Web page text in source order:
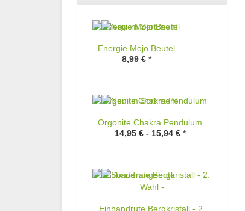
Energie Mojo Beutel
8,99 € *
Orgonite Chakra Pendulum
14,95 € - 15,94 € *
Einhandrute Bergkristall - 2.